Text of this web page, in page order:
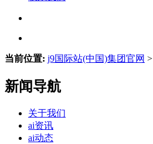
当前位置: j9国际站(中国)集团官网 >
新闻导航
关于我们
ai资讯
ai动态